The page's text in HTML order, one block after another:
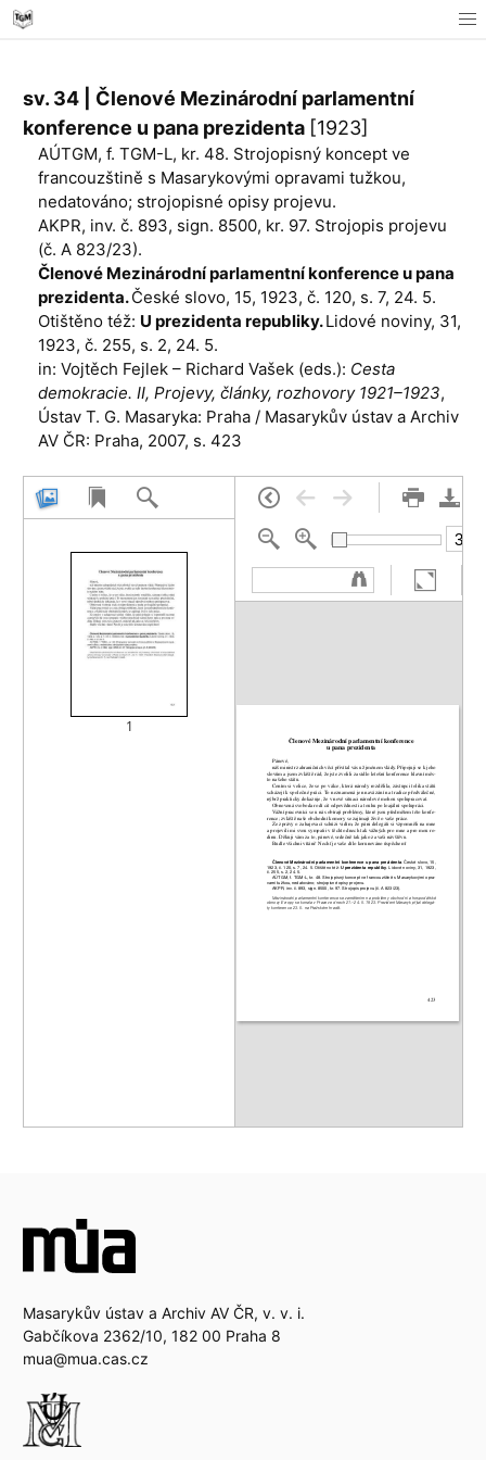
sv. 34 | Členové Mezinárodní parlamentní
konference u pana prezidenta [1923]
AÚTGM, f. TGM-L, kr. 48. Strojopisný koncept ve
francouzštině s Masarykovými opravami tužkou,
nedatováno; strojopisné opisy projevu.
AKPR, inv. č. 893, sign. 8500, kr. 97. Strojopis projevu
(č. A 823/23).
Členové Mezinárodní parlamentní konference u pana
prezidenta.České slovo, 15, 1923, č. 120, s. 7, 24. 5.
Otištěno též: U prezidenta republiky.Lidové noviny, 31,
1923, č. 255, s. 2, 24. 5.
in: Vojtěch Fejlek – Richard Vašek (eds.): Cesta
demokracie. II, Projevy, články, rozhovory 1921–1923,
Ústav T. G. Masaryka: Praha / Masarykův ústav a Archiv
AV ČR: Praha, 2007, s. 423
Masarykův ústav a Archiv AV ČR, v. v. i.
Gabčíkova 2362/10, 182 00 Praha 8
mua@mua.cas.cz